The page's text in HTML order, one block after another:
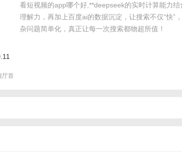
看短视频的app哪个好,**deepseek的实时计算能力
理解力，再加上百度ai的数据沉淀，让搜索不仅“快”
杂问题简单化，真正让每一次搜索都物超所值！
厅首
、
专